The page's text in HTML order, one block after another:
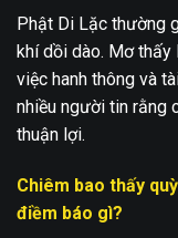
Phật Di Lặc thường
khí dồi dào. Mơ thấy
việc hanh thông và
nhiều người tin rằng
thuận lợi.
Chiêm bao thấy
điềm báo gì?